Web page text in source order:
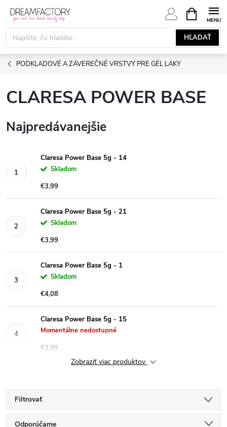
Prejsť
obsah
HĽADAŤ
KOŠÍK
PODKLADOVÉ A ZÁVEREČNÉ VRSTVY PRE GÉL LAKY
CLARESA POWER BASE
Najpredávanejšie
Claresa Power Base 5g - 14
Skladom
€3,99
Claresa Power Base 5g - 21
Skladom
€3,99
Claresa Power Base 5g - 1
Skladom
€4,08
Claresa Power Base 5g - 15
Momentálne nedostupné
€3,99
Zobraziť viac produktov
Filtrovať
Odporúčame